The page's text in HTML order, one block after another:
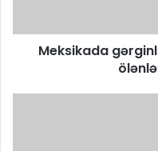
Meksikada